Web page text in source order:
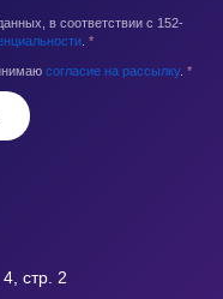
в соответствии с 152-
*
согласие на рассылку. *
стр. 2